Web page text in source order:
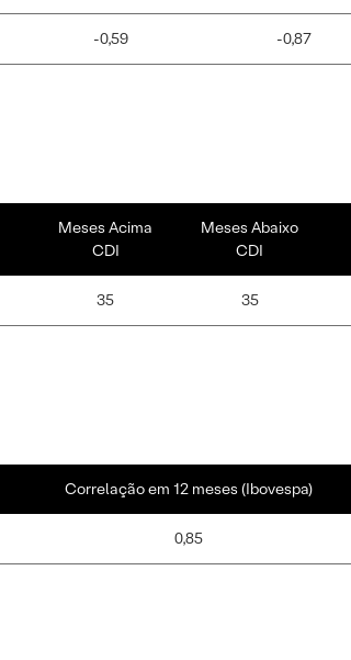
-0,59 -0,87
Meses Acima
CDI
Meses Abaixo
CDI
35 35
Correlação em 12 meses (Ibovespa)
0,85